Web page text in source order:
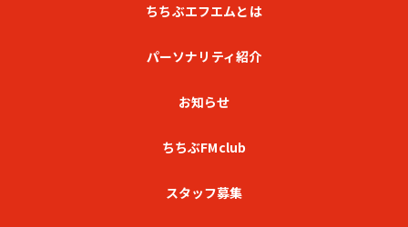
ちちぶエフエムとは
パーソナリティ紹介
お知らせ
ちちぶFMclub
スタッフ募集